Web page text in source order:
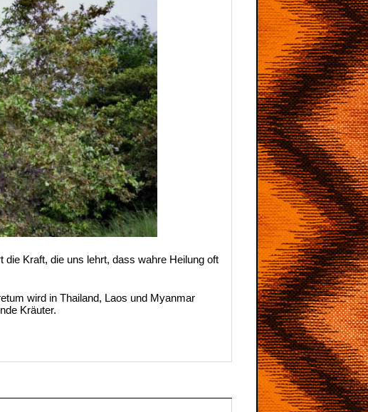
Kraft, die uns lehrt, dass wahre Heilung oft
wird in Thailand, Laos und Myanmar
Kräuter.